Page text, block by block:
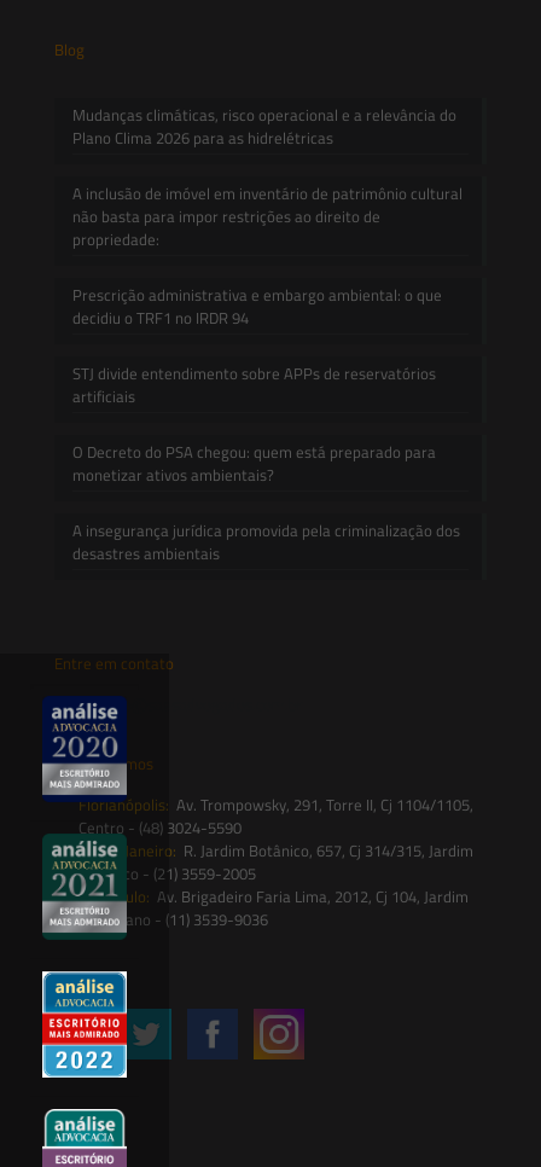
Blog
Mudanças climáticas, risco operacional e a relevância do
Plano Clima 2026 para as hidrelétricas
A inclusão de imóvel em inventário de patrimônio cultural
não basta para impor restrições ao direito de
propriedade:
Prescrição administrativa e embargo ambiental: o que
decidiu o TRF1 no IRDR 94
STJ divide entendimento sobre APPs de reservatórios
artificiais
O Decreto do PSA chegou: quem está preparado para
monetizar ativos ambientais?
A insegurança jurídica promovida pela criminalização dos
desastres ambientais
Entre em contato
contato@saesadvogados.com.br
Onde estamos
Florianópolis: Av. Trompowsky, 291, Torre II, Cj 1104/1105,
Centro - (48) 3024-5590
Rio de Janeiro: R. Jardim Botânico, 657, Cj 314/315, Jardim
Botânico - (21) 3559-2005
São Paulo: Av. Brigadeiro Faria Lima, 2012, Cj 104, Jardim
Paulistano - (11) 3539-9036
Siga-nos